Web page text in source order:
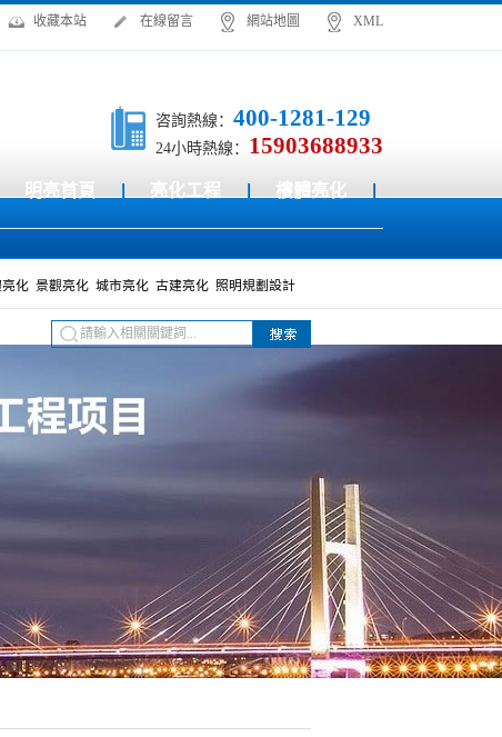
收藏本站 在線留言 網站地圖 XML
咨詢熱線： 400-1281-129
24小時熱線： 15903688933
明亮首頁 亮化工程 樓體亮化